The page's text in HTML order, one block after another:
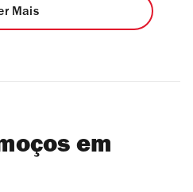
Mais
em